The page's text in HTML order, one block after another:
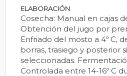
ELABORACIÓN
Cosecha: Manual en cajas
Obtención del jugo por
Enfriado del mosto a 4º C,
borras, trasiego y posterior
seleccionadas.
Controlada entre 14-16º C